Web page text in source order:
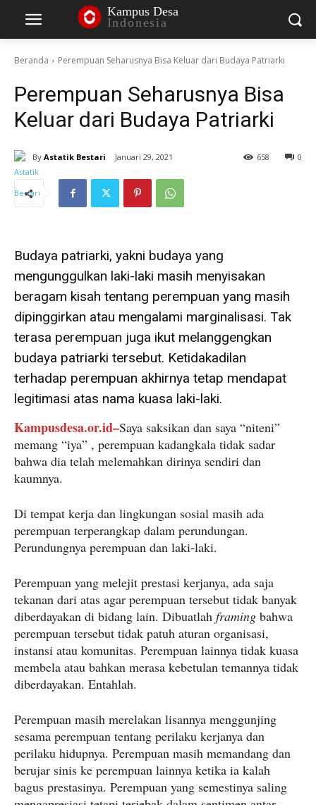
Kampus Desa
Indonesia
Beranda Perempuan Seharusnya Bisa Keluar dari Budaya Patriarki
Perempuan Seharusnya Bisa
Keluar dari Budaya Patriarki
By Astatik Bestari Januari 29, 2021 0
658
Budaya patriarki, yakni budaya yang
mengunggulkan laki-laki masih menyisakan
beragam kisah tentang perempuan yang masih
dipinggirkan atau mengalami marginalisasi. Tak
terasa perempuan juga ikut melanggengkan
budaya patriarki tersebut. Ketidakadilan
terhadap perempuan akhirnya tetap mendapat
legitimasi atas nama kuasa laki-laki.
Kampusdesa.or.id–Saya saksikan dan saya “niteni”
memang “iya” , perempuan kadangkala tidak sadar
bahwa dia telah melemahkan dirinya sendiri dan
kaumnya.
Di tempat kerja dan lingkungan sosial masih ada
perempuan terperangkap dalam perundungan.
Perundungnya perempuan dan laki-laki.
Perempuan yang melejit prestasi kerjanya, ada saja
tekanan dari atas agar perempuan tersebut tidak banyak
diberdayakan di bidang lain. Dibuatlah framing bahwa
perempuan tersebut tidak patuh aturan organisasi,
instansi atau komunitas. Perempuan lainnya tidak kuasa
membela atau bahkan merasa kebetulan temannya tidak
diberdayakan. Entahlah.
Perempuan masih merelakan lisannya menggunjing
sesama perempuan tentang perilaku kerjanya dan
perilaku hidupnya. Perempuan masih memandang dan
berujar sinis ke perempuan lainnya ketika ia kalah
bagus prestasinya. Perempuan yang semestinya saling